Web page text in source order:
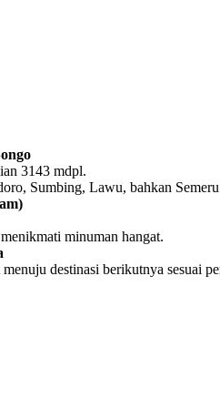
3143 mdpl.
Sumbing, Lawu, bahkan
minuman hangat.
destinasi berikutnya sesuai